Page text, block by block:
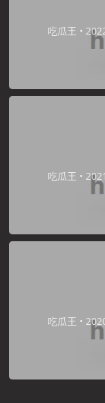
吃瓜王 •
吃瓜王 •
吃瓜王 •